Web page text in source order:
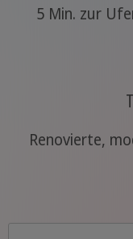
5 Min. zur
Renovierte,